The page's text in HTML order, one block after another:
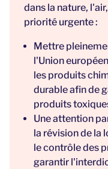
dans la nature,
priorité urgente :
Mettre
l'Union
les produits
durable afin de
produits
Une attention
la révision de la
le contrôle des
garantir